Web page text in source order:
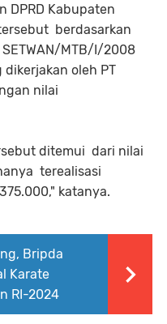
DPRD Kabupaten
berdasarkan
MTB/I/2008
oleh PT
nilai
ditemui dari nilai
terealisasi
katanya.
Bripda
Karate
RI-2024